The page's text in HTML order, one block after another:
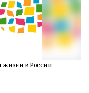
жизни в России